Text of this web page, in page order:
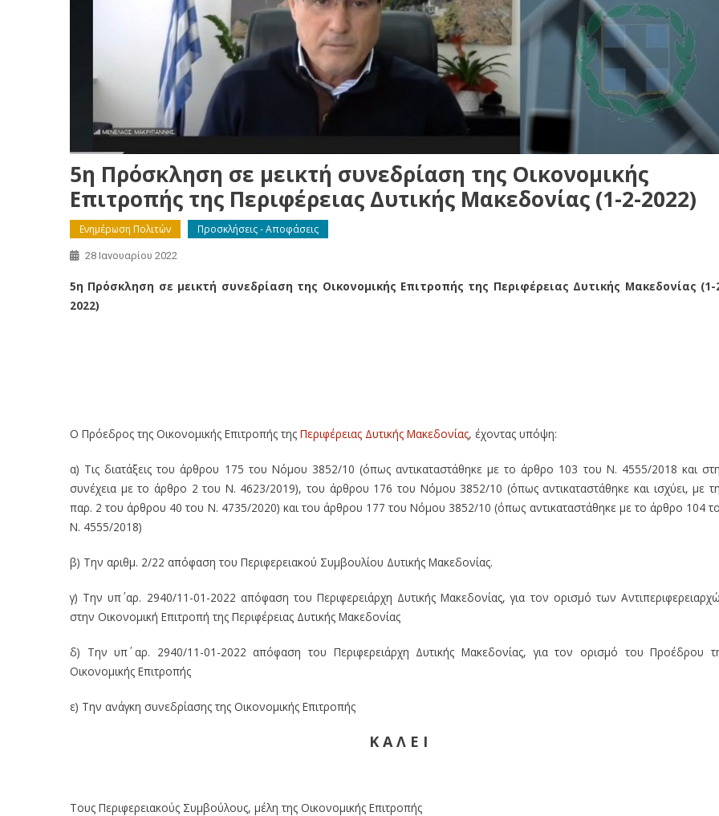
5η Πρόσκληση σε μεικτή συνεδρίαση της Οικονομικής
Επιτροπής της Περιφέρειας Δυτικής Μακεδονίας (1-2-2022)
Ενημέρωση Πολιτών Προσκλήσεις - Αποφάσεις
28 Ιανουαρίου 2022
5η Πρόσκληση σε μεικτή συνεδρίαση της Οικονομικής Επιτροπής της Περιφέρειας Δυτικής Μακεδονίας (1-
2022)
Ο Πρόεδρος της Οικονομικής Επιτροπής της Περιφέρειας Δυτικής Μακεδονίας, έχοντας υπόψη:
α) Τις διατάξεις του άρθρου 175 του Νόμου 3852/10 (όπως αντικαταστάθηκε με το άρθρο 103 του Ν. 4555/2018 και
συνέχεια με το άρθρο 2 του Ν. 4623/2019), του άρθρου 176 του Νόμου 3852/10 (όπως αντικαταστάθηκε και ισχύει, με
παρ. 2 του άρθρου 40 του Ν. 4735/2020) και του άρθρου 177 του Νόμου 3852/10 (όπως αντικαταστάθηκε με το άρθρο 104
Ν. 4555/2018)
β) Την αριθμ. 2/22 απόφαση του Περιφερειακού Συμβουλίου Δυτικής Μακεδονίας.
γ) Την υπ΄ αρ. 2940/11-01-2022 απόφαση του Περιφερειάρχη Δυτικής Μακεδονίας, για τον ορισμό των
στην Οικονομική Επιτροπή της Περιφέρειας Δυτικής Μακεδονίας
δ) Την υπ΄ αρ. 2940/11-01-2022 απόφαση του Περιφερειάρχη Δυτικής Μακεδονίας, για τον ορισμό του Προέδρου
Οικονομικής Επιτροπής
ε) Την ανάγκη συνεδρίασης της Οικονομικής Επιτροπής
Κ Α Λ Ε Ι
Τους Περιφερειακούς Συμβούλους, μέλη της Οικονομικής Επιτροπής